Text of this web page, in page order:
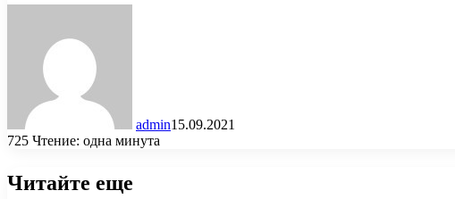
admin15.09.2021
725 Чтение: одна минута
Читайте еще